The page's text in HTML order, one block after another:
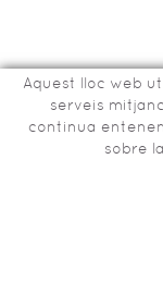
Aquest lloc web
serveis
continua
sobre